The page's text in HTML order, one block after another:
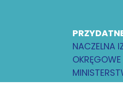
NACZELNA
OKRĘGOWE
LUBUSKI